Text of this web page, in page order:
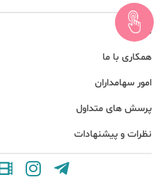
درباره ما
همکاری با ما
امور سهامداران
پرسش های متداول
نظرات و پیشنهادات